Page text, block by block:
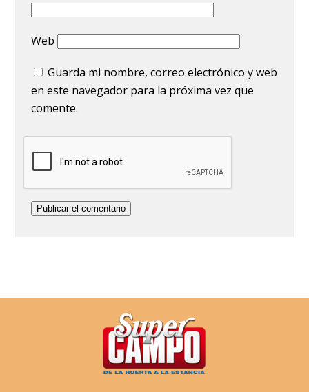
Web
Guarda mi nombre, correo electrónico y web
en este navegador para la próxima vez que
comente.